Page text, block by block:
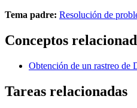
Tema padre: Resolución de
Conceptos
Obtención de un rastreo de
Tareas relacionadas